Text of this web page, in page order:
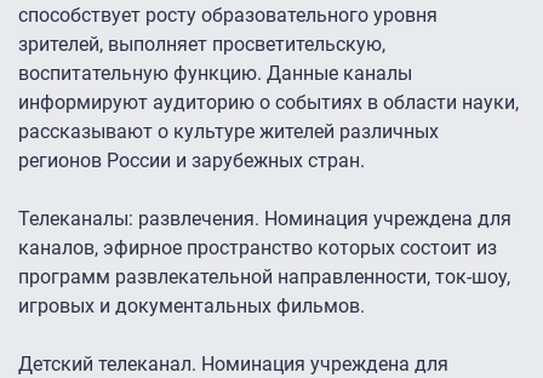
способствует росту образовательного уровня
зрителей, выполняет просветительскую,
воспитательную функцию. Данные каналы
информируют аудиторию о событиях в области науки,
рассказывают о культуре жителей различных
регионов России и зарубежных стран.
Телеканалы: развлечения. Номинация учреждена для
каналов, эфирное пространство которых состоит из
программ развлекательной направленности, ток-шоу,
игровых и документальных фильмов.
Детский телеканал. Номинация учреждена для